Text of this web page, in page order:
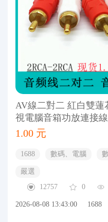
AV線二對二 紅白雙蓮
視電腦音箱功放連接線
1.00 元
1688 數碼、電腦
嚴選
12757
0
2026-08-08 13:43:00 1688